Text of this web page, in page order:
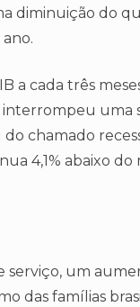
diminuição do
a cada três
uma
chamado
4,1% abaixo
serviço, um
das famílias